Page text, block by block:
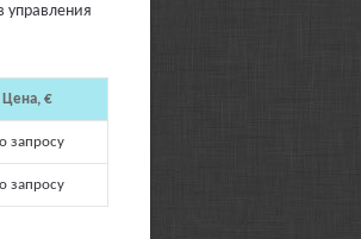
управления
Цена, €
запросу
запросу